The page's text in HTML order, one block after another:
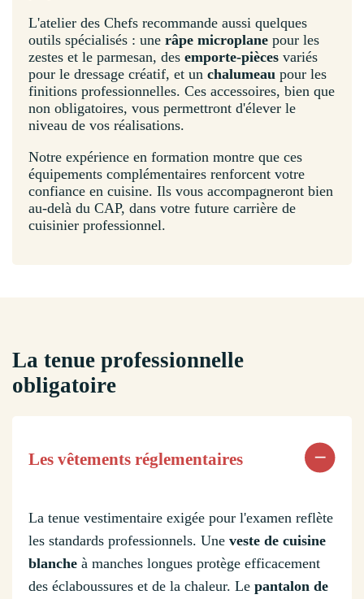
L'atelier des Chefs recommande aussi quelques
outils spécialisés : une râpe microplane pour les
zestes et le parmesan, des emporte-pièces variés
pour le dressage créatif, et un chalumeau pour les
finitions professionnelles. Ces accessoires, bien que
non obligatoires, vous permettront d'élever le
niveau de vos réalisations.
Notre expérience en formation montre que ces
équipements complémentaires renforcent votre
confiance en cuisine. Ils vous accompagneront bien
au-delà du CAP, dans votre future carrière de
cuisinier professionnel.
La tenue professionnelle
obligatoire
Les vêtements réglementaires
La tenue vestimentaire exigée pour l'examen reflète
les standards professionnels. Une veste de cuisine
blanche à manches longues protège efficacement
des éclaboussures et de la chaleur. Le pantalon de